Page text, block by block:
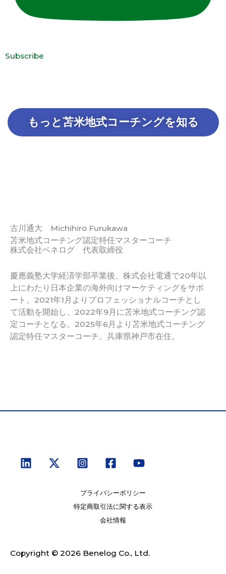
Subscribe
もっと苫米地式コーチングを知る
古川通大 Michihiro Furukawa
苫米地式コーチング認定特任マスターコーチ
株式会社ベネログ 代表取締役
慶應義塾大学経済学部卒業後、株式会社電通で20年以
上にわたり日本企業の海外向けマーケティングをサポ
ート。2021年1月よりプロフェッショナルコーチとし
て活動を開始し、2022年9月に苫米地式コーチング認
定コーチとなる。2025年6月より苫米地式コーチング
認定特任マスターコーチ。兵庫県神戸市在住。
プライバシーポリシー
特定商取引法に関する表示
会社情報
Copyright © 2026 Benelog Co., Ltd.